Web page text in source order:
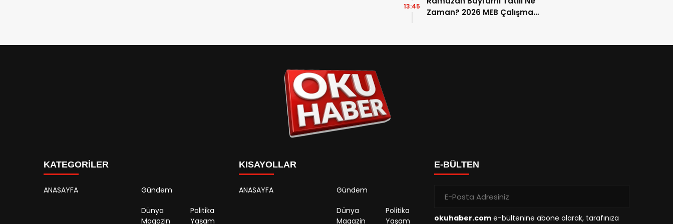
Zaman? 2026 MEB Çalışma
13:45
KATEGORİLER
ANASAYFA Gündem
Dünya
Politika
Magazin
Yaşam
KISAYOLLAR
ANASAYFA Gündem
Dünya
Politika
Magazin
Yaşam
E-BÜLTEN
okuhaber.com e-bültenine abone olarak, tarafınıza